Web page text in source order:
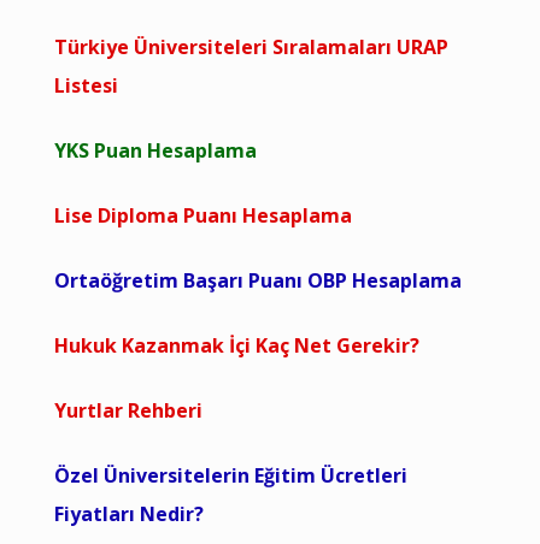
Türkiye Üniversiteleri Sıralamaları URAP
Listesi
YKS Puan Hesaplama
Lise Diploma Puanı Hesaplama
Ortaöğretim Başarı Puanı OBP Hesaplama
Hukuk Kazanmak İçi Kaç Net Gerekir?
Yurtlar Rehberi
Özel Üniversitelerin Eğitim Ücretleri
Fiyatları Nedir?